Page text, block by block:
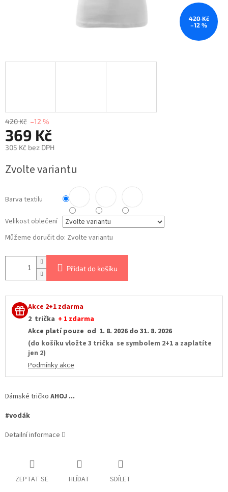
420 Kč
–12 %
420 Kč –12 %
369 Kč
305 Kč bez DPH
cena:
Zvolte variantu
Barva textilu
Velikost oblečení
Můžeme doručit do: Zvolte variantu
Přidat do košíku
Akce 2+1 zdarma
2 trička + 1 zdarma
Akce platí pouze od 1. 8. 2026 do 31. 8. 2026
(do košíku vložte 3 trička se symbolem 2+1 a zaplatíte
jen 2)
Podmínky akce
Dámské tričko AHOJ ...
#vodák
Detailní informace
ZEPTAT SE HLÍDAT SDÍLET